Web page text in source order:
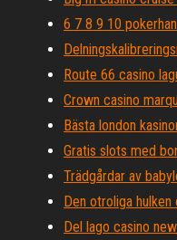
6 7 8 9 10
Route 66 casino
Crown casino
Bästa london
Gratis slots med
Trädgårdar av
Den otroliga hulken
Del lago casino